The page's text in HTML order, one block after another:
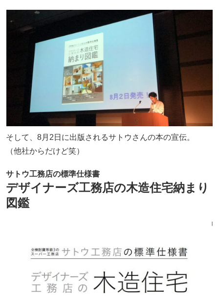
そして、8月2日に出版されるサトウさんの本の宣伝。
（他社からだけど笑）
サトウ工務店の標準仕様書
デザイナーズ工務店の木造住宅納まり
図鑑